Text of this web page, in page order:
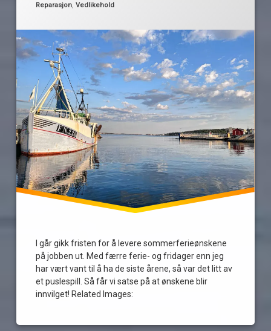
Reparasjon,Vedlikehold
I går gikk fristen for å levere sommerferieønskene
på jobben ut. Med færre ferie- og fridager enn jeg
har vært vant til å ha de siste årene, så var det litt av
et puslespill. Så får vi satse på at ønskene blir
innvilget! Related Images: